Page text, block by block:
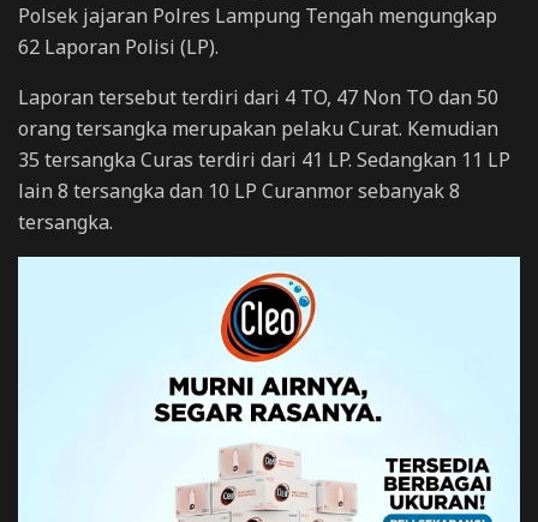
Polsek jajaran Polres Lampung Tengah mengungkap
62 Laporan Polisi (LP).
Laporan tersebut terdiri dari 4 TO, 47 Non TO dan 50
orang tersangka merupakan pelaku Curat. Kemudian
35 tersangka Curas terdiri dari 41 LP. Sedangkan 11 LP
lain 8 tersangka dan 10 LP Curanmor sebanyak 8
tersangka.